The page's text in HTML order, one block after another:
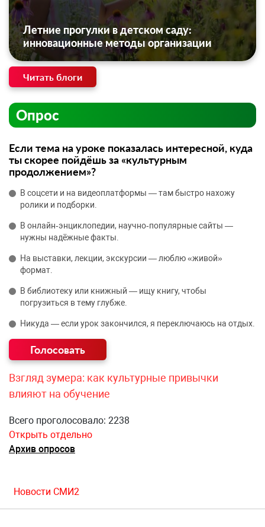
Летние прогулки в детском саду:
инновационные методы организации
Читать блоги
Опрос
Если тема на уроке показалась интересной, куда
ты скорее пойдёшь за «культурным
продолжением»?
В соцсети и на видеоплатформы — там быстро нахожу
ролики и подборки.
В онлайн‑энциклопедии, научно‑популярные сайты —
нужны надёжные факты.
На выставки, лекции, экскурсии — люблю «живой»
формат.
В библиотеку или книжный — ищу книгу, чтобы
погрузиться в тему глубже.
Никуда — если урок закончился, я переключаюсь на отдых.
Взгляд зумера: как культурные привычки
влияют на обучение
Всего проголосовало: 2238
Открыть отдельно
Архив опросов
Новости СМИ2